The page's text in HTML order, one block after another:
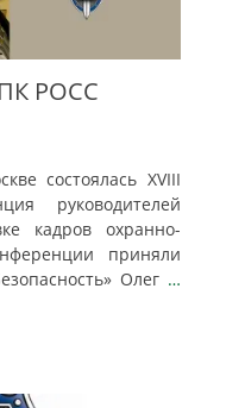
РОСС
состоялась XVIII
руководителей
кадров охранно-
приняли
Олег …